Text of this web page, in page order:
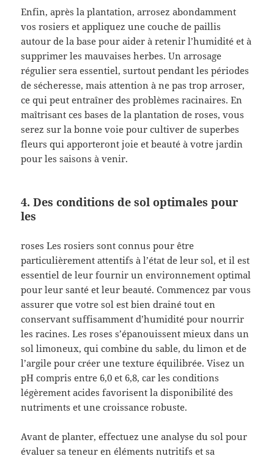
Enfin, après la plantation, arrosez abondamment
vos rosiers et appliquez une couche de paillis
autour de la base pour aider à retenir l’humidité et à
supprimer les mauvaises herbes. Un arrosage
régulier sera essentiel, surtout pendant les périodes
de sécheresse, mais attention à ne pas trop arroser,
ce qui peut entraîner des problèmes racinaires. En
maîtrisant ces bases de la plantation de roses, vous
serez sur la bonne voie pour cultiver de superbes
fleurs qui apporteront joie et beauté à votre jardin
pour les saisons à venir.
4. Des conditions de sol optimales pour
les
roses Les rosiers sont connus pour être
particulièrement attentifs à l’état de leur sol, et il est
essentiel de leur fournir un environnement optimal
pour leur santé et leur beauté. Commencez par vous
assurer que votre sol est bien drainé tout en
conservant suffisamment d’humidité pour nourrir
les racines. Les roses s’épanouissent mieux dans un
sol limoneux, qui combine du sable, du limon et de
l’argile pour créer une texture équilibrée. Visez un
pH compris entre 6,0 et 6,8, car les conditions
légèrement acides favorisent la disponibilité des
nutriments et une croissance robuste.
Avant de planter, effectuez une analyse du sol pour
évaluer sa teneur en éléments nutritifs et sa